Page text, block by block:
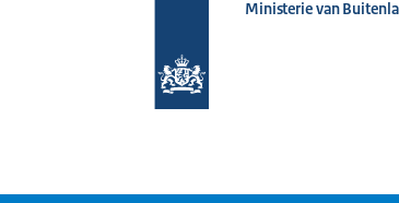
homepage
Ministerie van